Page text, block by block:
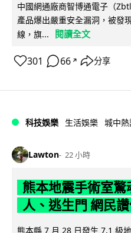
中國網通廠商智博通電子（
產品爆出嚴重安全漏洞，被發
線，旗...
閱讀全文
301 66 ↗ 分享
科技娛樂 生活娛樂 城中
Lawton 22 小時
熊本地震手術室
人、逃生門 網民
熊本縣 7 月 28 日發生 7.1 級